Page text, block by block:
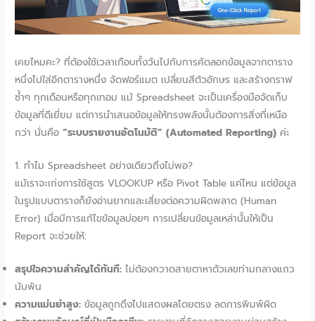
เคยไหมคะ? ที่ต้องใช้เวลาเกือบทั้งวันไปกับการคัดลอกข้อมูลจากตาราง
หนึ่งไปใส่อีกตารางหนึ่ง จัดฟอร์แมต เปลี่ยนสีตัวอักษร และสร้างกราฟ
ซ้ำๆ ทุกเดือนหรือทุกเทอม แม้ Spreadsheet จะเป็นเครื่องมือจัดเก็บ
ข้อมูลที่ดีเยี่ยม แต่การนำเสนอข้อมูลให้ทรงพลังนั้นต้องการสิ่งที่เหนือ
กว่า นั่นคือ“ระบบรายงานอัตโนมัติ” (Automated Reporting) ค่ะ
1. ทำไม Spreadsheet อย่างเดียวถึงไม่พอ?
แม้เราจะเก่งการใช้สูตร VLOOKUP หรือ Pivot Table แค่ไหน แต่ข้อมูล
ในรูปแบบตารางก็ยังอ่านยากและเสี่ยงต่อความผิดพลาด (Human
Error) เมื่อมีการแก้ไขข้อมูลบ่อยๆ การเปลี่ยนข้อมูลเหล่านั้นให้เป็น
Report จะช่วยให้:
สรุปใจความสำคัญได้ทันที: ไม่ต้องกวาดสายตาหาตัวเลขท่ามกลางแถว
นับพัน
ความแม่นยำสูง: ข้อมูลถูกดึงไปแสดงผลโดยตรง ลดการพิมพ์ผิด